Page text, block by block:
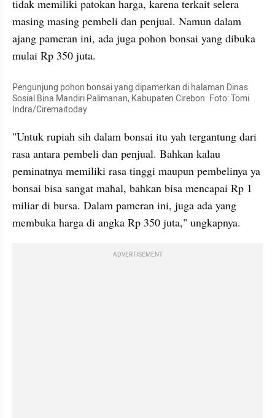
tidak memiliki patokan harga, karena terkait selera
masing masing pembeli dan penjual. Namun dalam
ajang pameran ini, ada juga pohon bonsai yang dibuka
mulai Rp 350 juta.
Pengunjung pohon bonsai yang dipamerkan di halaman Dinas
Sosial Bina Mandiri Palimanan, Kabupaten Cirebon. Foto: Tomi
Indra/Ciremaitoday
"Untuk rupiah sih dalam bonsai itu yah tergantung dari
rasa antara pembeli dan penjual. Bahkan kalau
peminatnya memiliki rasa tinggi maupun pembelinya ya
bonsai bisa sangat mahal, bahkan bisa mencapai Rp 1
miliar di bursa. Dalam pameran ini, juga ada yang
membuka harga di angka Rp 350 juta," ungkapnya.
ADVERTISEMENT